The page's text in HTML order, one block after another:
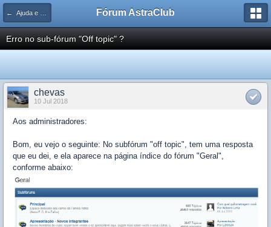
← Ajuda e Suporte Fórum AstraClub
Erro no sub-fórum "Off topic" ?
chevas
10 Jul 2018
Aos administradores:
Bom, eu vejo o seguinte: No subfórum "off topic", tem uma resposta
que eu dei, e ela aparece na página índice do fórum "Geral",
conforme abaixo: